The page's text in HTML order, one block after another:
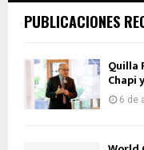
PUBLICACIONES
Quilla
Chapi
6 de